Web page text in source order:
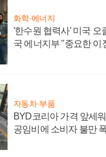
화학·에너지
'한수원 협력사' 미국 오
국 에너지부 "중요한 이
자동차·부품
BYD코리아 가격 앞세
공임비에 소비자 불만